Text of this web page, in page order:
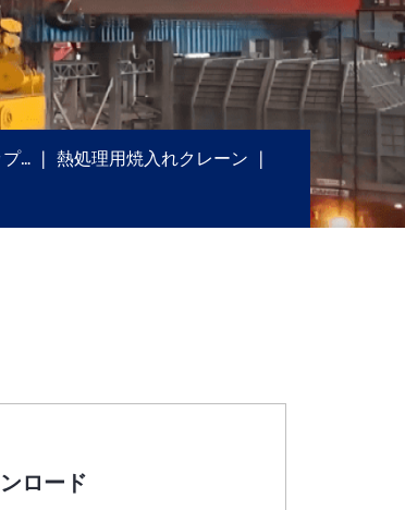
…
熱処理用焼入れクレーン
ロード